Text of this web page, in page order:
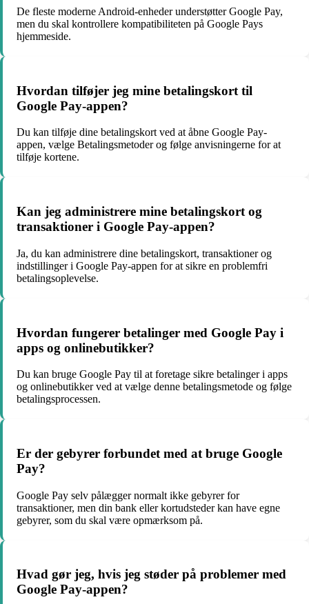
De fleste moderne Android-enheder understøtter Google Pay,
men du skal kontrollere kompatibiliteten på Google Pays
hjemmeside.
Hvordan tilføjer jeg mine betalingskort til
Google Pay-appen?
Du kan tilføje dine betalingskort ved at åbne Google Pay-
appen, vælge Betalingsmetoder og følge anvisningerne for at
tilføje kortene.
Kan jeg administrere mine betalingskort og
transaktioner i Google Pay-appen?
Ja, du kan administrere dine betalingskort, transaktioner og
indstillinger i Google Pay-appen for at sikre en problemfri
betalingsoplevelse.
Hvordan fungerer betalinger med Google Pay i
apps og onlinebutikker?
Du kan bruge Google Pay til at foretage sikre betalinger i apps
og onlinebutikker ved at vælge denne betalingsmetode og følge
betalingsprocessen.
Er der gebyrer forbundet med at bruge Google
Pay?
Google Pay selv pålægger normalt ikke gebyrer for
transaktioner, men din bank eller kortudsteder kan have egne
gebyrer, som du skal være opmærksom på.
Hvad gør jeg, hvis jeg støder på problemer med
Google Pay-appen?